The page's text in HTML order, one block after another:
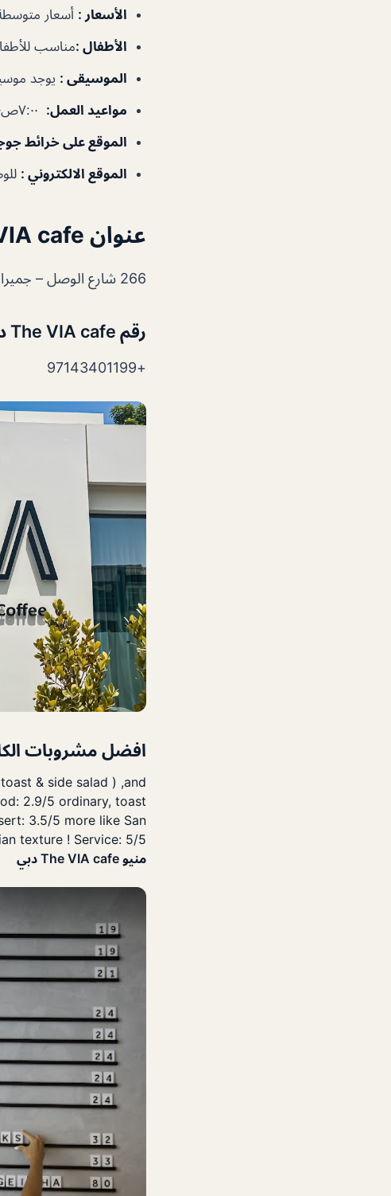
الأسعار : أسعار
الأطفال :مناسب
الموسيقى : يوجد
مواعيد العمل:
الموقع على خرائط
الموقع الالكتروني :
عنوان The VIA cafe دبي
266 شارع الوصل – جميرا – JumeirahJumeirah 1 – دبي – الإمارات العربية المتحدة
رقم The VIA cafe دبي
+97143401199
افضل مشروبات
& side salad ) ,and
2.9/5 ordinary, toast
3.5/5 more like San
texture ! Service: 5/5
منيو The VIA cafe دبي